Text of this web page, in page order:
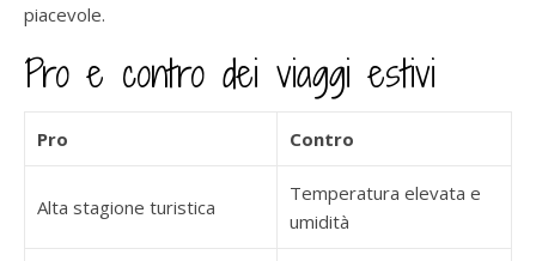
piacevole.
Pro e contro dei viaggi estivi
Pro Contro
Alta stagione turistica
Temperatura elevata e
umidità